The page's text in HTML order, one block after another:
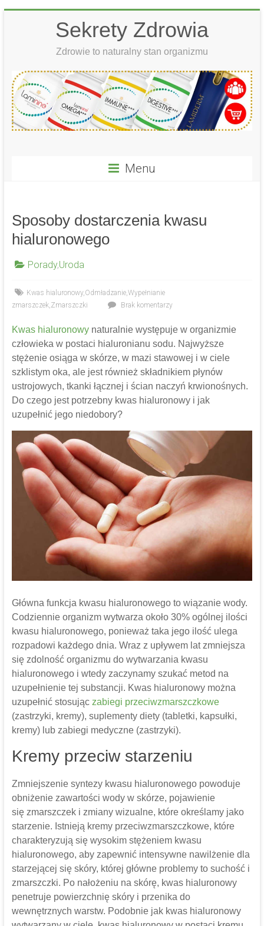
Sekrety Zdrowia
Zdrowie to naturalny stan organizmu
Menu
Sposoby dostarczenia kwasu
hialuronowego
Porady,Uroda
Kwas hialuronowy,Odmładzanie,Wypełnianie
zmarszczek,Zmarszczki Brak komentarzy
Kwas hialuronowynaturalnie występuje w organizmie
człowieka w postaci hialuronianu sodu. Najwyższe
stężenie osiąga w skórze, w mazi stawowej i w ciele
szklistym oka, ale jest również składnikiem płynów
ustrojowych, tkanki łącznej i ścian naczyń krwionośnych.
Do czego jest potrzebny kwas hialuronowy i jak
uzupełnić jego niedobory?
Główna funkcja kwasu hialuronowego to wiązanie wody.
Codziennie organizm wytwarza około 30% ogólnej ilości
kwasu hialuronowego, ponieważ taka jego ilość ulega
rozpadowi każdego dnia. Wraz z upływem lat zmniejsza
się zdolność organizmu do wytwarzania kwasu
hialuronowego i wtedy zaczynamy szukać metod na
uzupełnienie tej substancji. Kwas hialuronowy można
uzupełnić stosując zabiegi przeciwzmarszczkowe
(zastrzyki, kremy), suplementy diety (tabletki, kapsułki,
kremy) lub zabiegi medyczne (zastrzyki).
Kremy przeciw starzeniu
Zmniejszenie syntezy kwasu hialuronowego powoduje
obniżenie zawartości wody w skórze, pojawienie
się zmarszczek i zmiany wizualne, które określamy jako
starzenie. Istnieją kremy przeciwzmarszczkowe, które
charakteryzują się wysokim stężeniem kwasu
hialuronowego, aby zapewnić intensywne nawilżenie dla
starzejącej się skóry, której główne problemy to suchość i
zmarszczki. Po nałożeniu na skórę, kwas hialuronowy
penetruje powierzchnię skóry i przenika do
wewnętrznych warstw. Podobnie jak kwas hialuronowy